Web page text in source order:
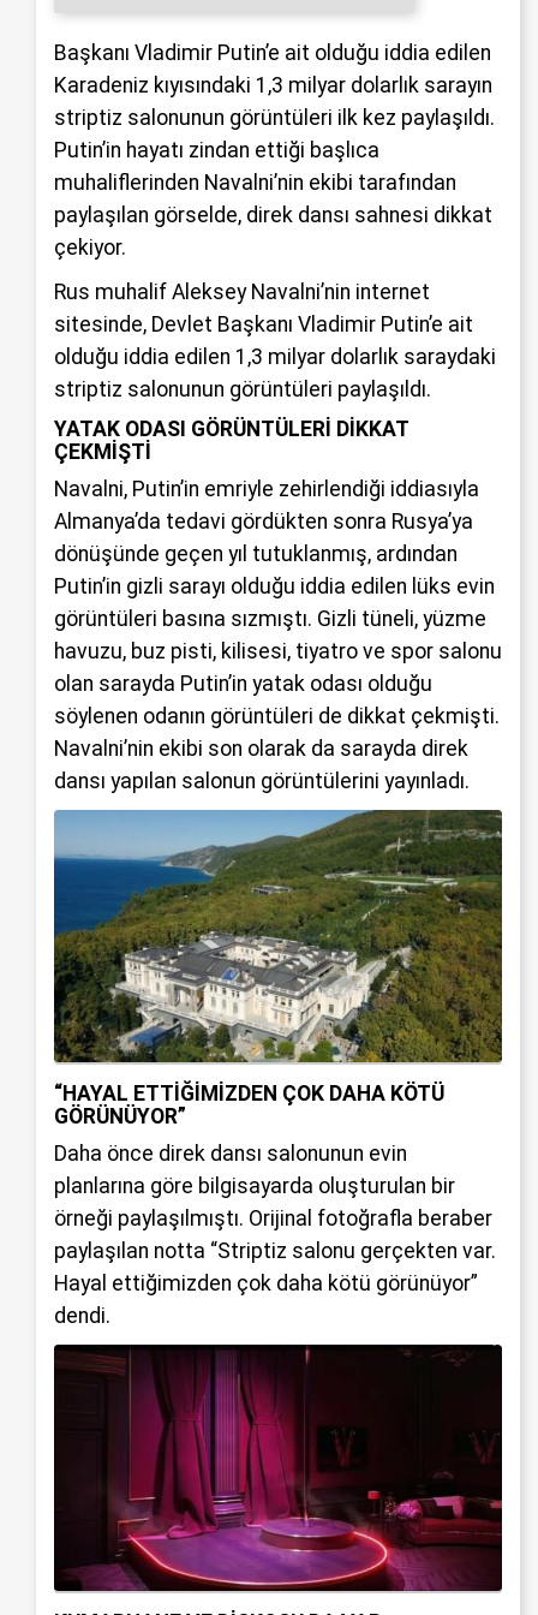
Başkanı Vladimir Putin’e ait olduğu iddia edilen
Karadeniz kıyısındaki 1,3 milyar dolarlık sarayın
striptiz salonunun görüntüleri ilk kez paylaşıldı.
Putin’in hayatı zindan ettiği başlıca
muhaliflerinden Navalni’nin ekibi tarafından
paylaşılan görselde, direk dansı sahnesi dikkat
çekiyor.
Rus muhalif Aleksey Navalni’nin internet
sitesinde, Devlet Başkanı Vladimir Putin’e ait
olduğu iddia edilen 1,3 milyar dolarlık saraydaki
striptiz salonunun görüntüleri paylaşıldı.
YATAK ODASI GÖRÜNTÜLERİ DİKKAT
ÇEKMİŞTİ
Navalni, Putin’in emriyle zehirlendiği iddiasıyla
Almanya’da tedavi gördükten sonra Rusya’ya
dönüşünde geçen yıl tutuklanmış, ardından
Putin’in gizli sarayı olduğu iddia edilen lüks evin
görüntüleri basına sızmıştı. Gizli tüneli, yüzme
havuzu, buz pisti, kilisesi, tiyatro ve spor salonu
olan sarayda Putin’in yatak odası olduğu
söylenen odanın görüntüleri de dikkat çekmişti.
Navalni’nin ekibi son olarak da sarayda direk
dansı yapılan salonun görüntülerini yayınladı.
“HAYAL ETTİĞİMİZDEN ÇOK DAHA KÖTÜ
GÖRÜNÜYOR”
Daha önce direk dansı salonunun evin
planlarına göre bilgisayarda oluşturulan bir
örneği paylaşılmıştı. Orijinal fotoğrafla beraber
paylaşılan notta “Striptiz salonu gerçekten var.
Hayal ettiğimizden çok daha kötü görünüyor”
dendi.